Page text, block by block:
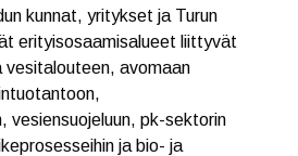
kunnat, yritykset ja Turun
erityisosaamisalueet liittyvät
vesitalouteen, avomaan
vesiensuojeluun, pk-sektorin
ja bio- ja